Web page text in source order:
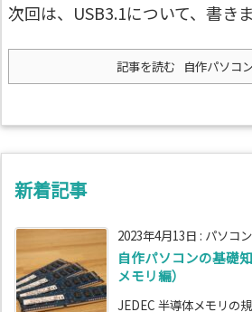
次回は、USB3.1について、書き
記事を読む 自作パソコ
新着記事
2023年4月13日 : パソコン
自作パソコンの基礎
メモリ編）
JEDEC 半導体メモリの